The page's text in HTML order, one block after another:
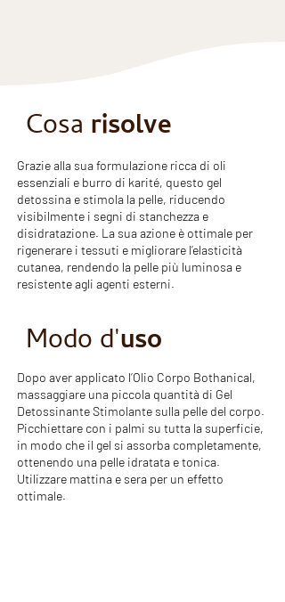
Cosa risolve
Grazie alla sua formulazione ricca di oli
essenziali e burro di karité, questo gel
detossina e stimola la pelle, riducendo
visibilmente i segni di stanchezza e
disidratazione. La sua azione è ottimale per
rigenerare i tessuti e migliorare l’elasticità
cutanea, rendendo la pelle più luminosa e
resistente agli agenti esterni.
Modo d'uso
Dopo aver applicato l’Olio Corpo Bothanical,
massaggiare una piccola quantità di Gel
Detossinante Stimolante sulla pelle del corpo.
Picchiettare con i palmi su tutta la superficie,
in modo che il gel si assorba completamente,
ottenendo una pelle idratata e tonica.
Utilizzare mattina e sera per un effetto
ottimale.